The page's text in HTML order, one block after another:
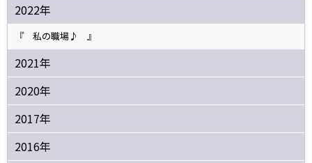
2022年
『 私の職場♪ 』
2021年
2020年
2017年
2016年